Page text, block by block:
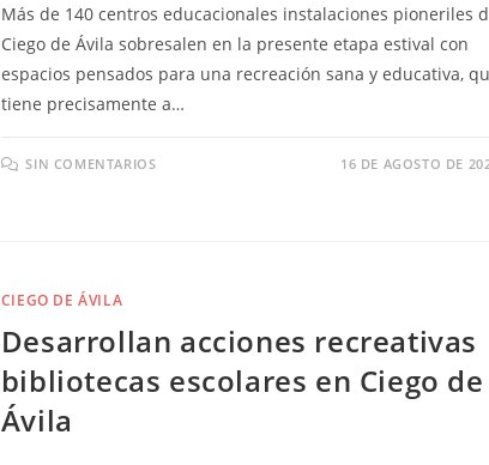
Más de 140 centros educacionales instalaciones pioneriles
Ciego de Ávila sobresalen en la presente etapa estival con
espacios pensados para una recreación sana y educativa,
tiene precisamente a…
SIN COMENTARIOS 16 DE AGOSTO DE
CIEGO DE ÁVILA
Desarrollan acciones recreativas
bibliotecas escolares en Ciego de
Ávila